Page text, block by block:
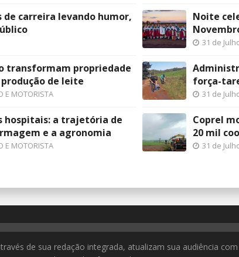
de carreira levando humor,
transformam propriedade
de leite
E MOTORISTA
hospitais: a trajetória de
e a agronomia
E MOTORISTA
Noite
31 de
força-
31 de
Coprel
20 mil
31 de
de sua redação integrada, atualizam sua audiência